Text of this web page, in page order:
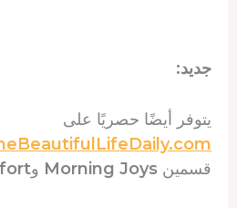
جديد:
يتوفر أيضًا حصريًا على
قسمين Morning Joys و